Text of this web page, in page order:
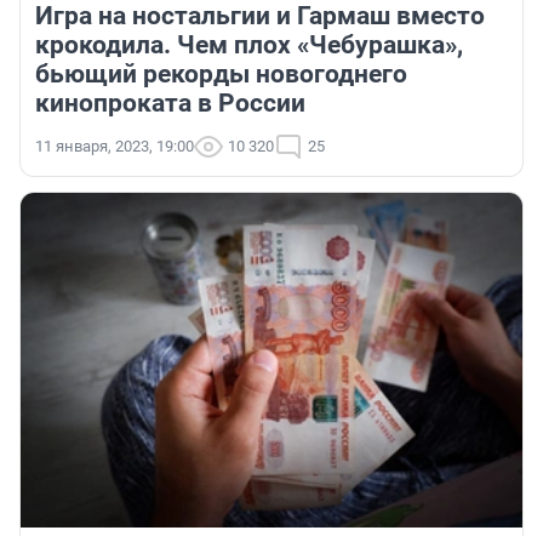
Игра на ностальгии и Гармаш вместо
крокодила. Чем плох «Чебурашка»,
бьющий рекорды новогоднего
кинопроката в России
11 января, 2023, 19:00 10 320 25